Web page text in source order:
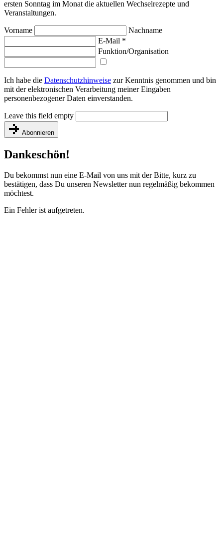
ersten Sonntag im Monat die aktuellen Wechsel­rezepte und
Veranstaltungen.
Vorname
Nachname
E-Mail *
Funktion/Organisation
Ich habe die Datenschutzhinweise zur Kenntnis genommen und bin
mit der elektronischen Verarbeitung meiner Eingaben
personenbezogener Daten einverstanden.
Leave this field empty
Abonnieren
Dankeschön!
Du bekommst nun eine E-Mail von uns mit der Bitte, kurz zu
bestätigen, dass Du unseren Newsletter nun regelmäßig bekommen
möchtest.
Ein Fehler ist aufgetreten.